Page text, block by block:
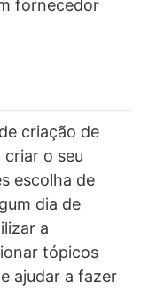
fornecedor
criação de
o seu
escolha de
dia de
a
tópicos
ajudar a fazer